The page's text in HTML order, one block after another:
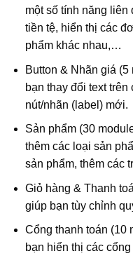
một số tính năng liên
tiền tệ, hiển thị các
phẩm khác nhau,…
Button & Nhãn giá
bạn thay đổi text
nút/nhãn (label) mới.
Sản phẩm (30
thêm các loại sản
sản phẩm, thêm các
Giỏ hàng & Thanh
giúp bạn tùy chỉnh
Cổng thanh toán (10
bạn hiển thị các